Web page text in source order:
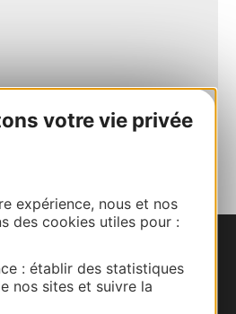
votre vie privée
expérience, nous et nos
des cookies utiles pour :
: établir des statistiques
nos sites et suivre la